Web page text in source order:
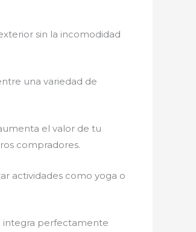
sin la incomodidad
una variedad de
el valor de tu
compradores.
actividades como yoga o
integra perfectamente